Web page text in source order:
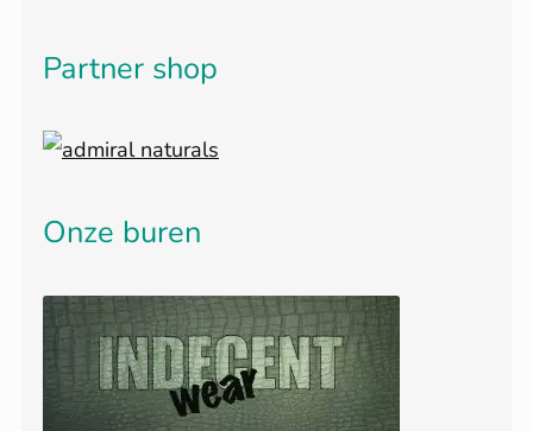
Partner shop
Onze buren